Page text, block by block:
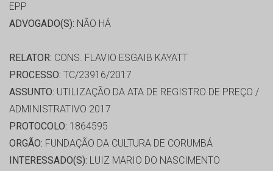
EPP
ADVOGADO(S): NÃO HÁ
RELATOR: CONS. FLAVIO ESGAIB KAYATT
PROCESSO: TC/23916/2017
ASSUNTO: UTILIZAÇÃO DA ATA DE REGISTRO DE PREÇO /
ADMINISTRATIVO 2017
PROTOCOLO: 1864595
ORGÃO: FUNDAÇÃO DA CULTURA DE CORUMBÁ
INTERESSADO(S): LUIZ MARIO DO NASCIMENTO